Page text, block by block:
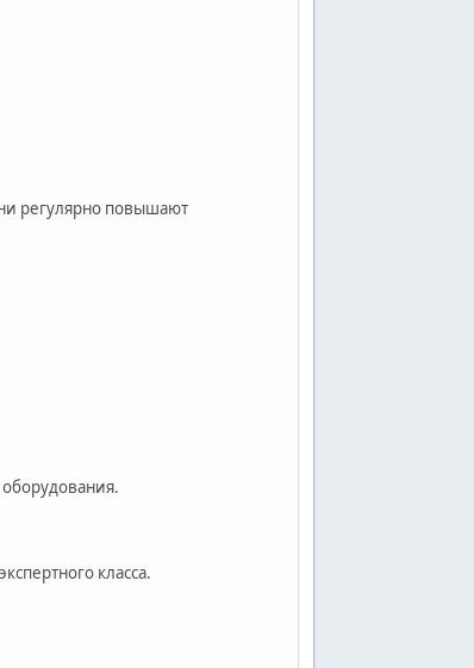
регулярно повышают
класса.